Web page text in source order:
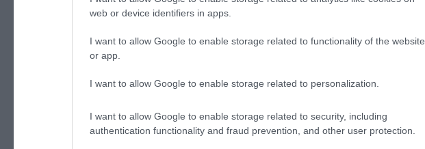
web or device identifiers in apps.
I want to allow Google to enable storage related to functionality of the website
or app.
I want to allow Google to enable storage related to personalization.
I want to allow Google to enable storage related to security, including
authentication functionality and fraud prevention, and other user protection.